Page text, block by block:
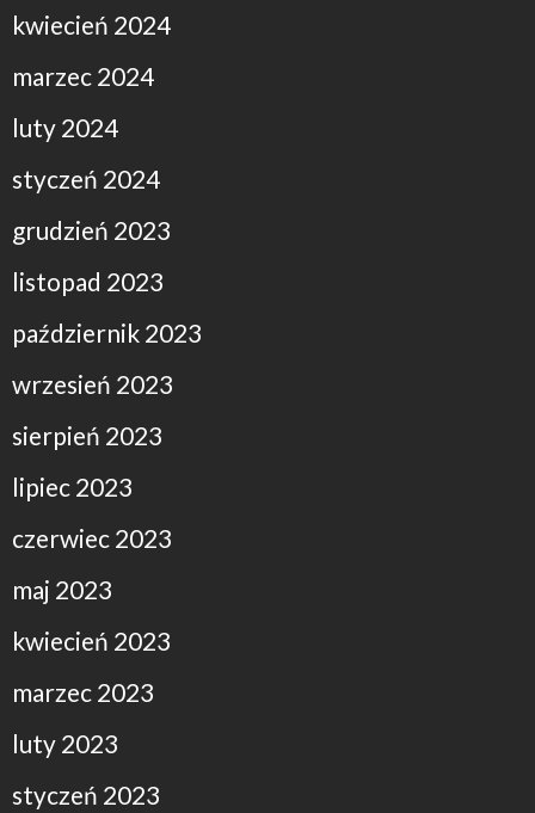
kwiecień 2024
marzec 2024
luty 2024
styczeń 2024
grudzień 2023
listopad 2023
październik 2023
wrzesień 2023
sierpień 2023
lipiec 2023
czerwiec 2023
maj 2023
kwiecień 2023
marzec 2023
luty 2023
styczeń 2023